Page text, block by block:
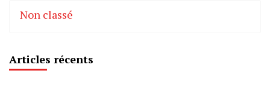
Non classé
Articles récents